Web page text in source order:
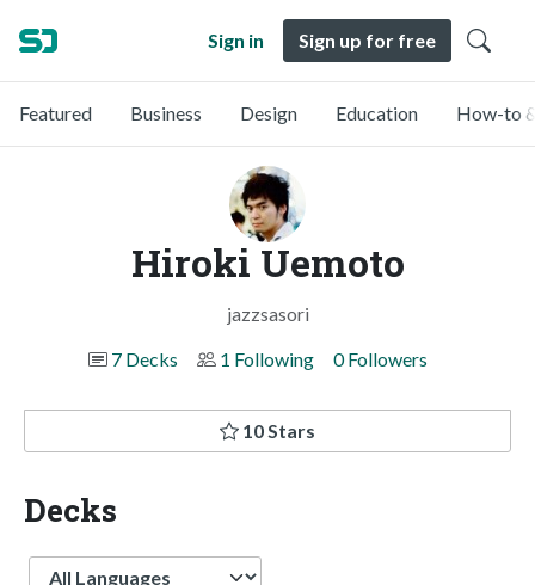
Sign in Sign up for free
Featured Business Design Education How-to
Hiroki Uemoto
jazzsasori
7 Decks
1 Following 0 Followers
10 Stars
Decks
Language